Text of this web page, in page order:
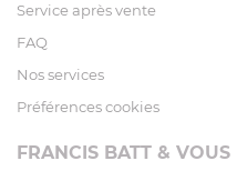
Service après vente
FAQ
Nos services
Préférences cookies
FRANCIS BATT & VOUS